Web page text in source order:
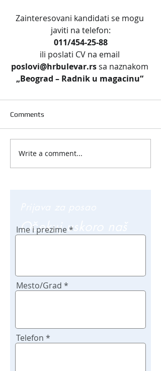
Zainteresovani kandidati se mogu
javiti na telefon:
011/454-25-88
ili poslati CV na email
poslovi@hrbulevar.rs sa naznakom
„Beograd – Radnik u magacinu“
Comments
Write a comment...
Očekuj uskoro naš
Ime i prezime
Mesto/Grad
Telefon